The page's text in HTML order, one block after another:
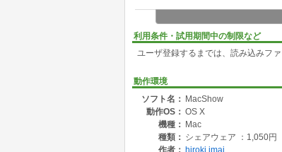
利用条件・試用期間中の制限など
ユーザ登録するまでは、読み込みフ
動作環境
ソフト名： MacShow
動作OS： OS X
機種： Mac
種類： シェアウェア ：1,050円
作者： hiroki imai